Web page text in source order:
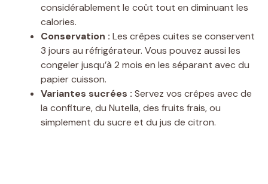
considérablement le coût tout en diminuant les
calories.
Conservation : Les crêpes cuites se conservent
3 jours au réfrigérateur. Vous pouvez aussi les
congeler jusqu’à 2 mois en les séparant avec du
papier cuisson.
Variantes sucrées : Servez vos crêpes avec de
la confiture, du Nutella, des fruits frais, ou
simplement du sucre et du jus de citron.